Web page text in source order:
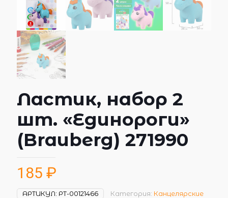
Ластик, набор 2
шт. «Единороги»
(Brauberg) 271990
185 ₽
АРТИКУЛ: РТ-00121466 Категория: Канцелярские